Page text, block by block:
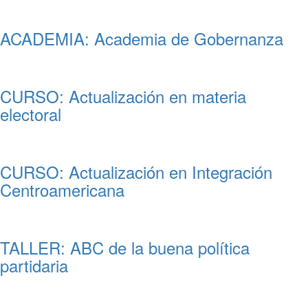
ACADEMIA: Academia de Gobernanza
CURSO: Actualización en materia
electoral
CURSO: Actualización en Integración
Centroamericana
TALLER: ABC de la buena política
partidaria